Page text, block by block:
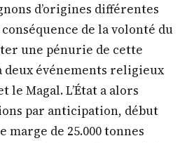
d’origines différentes
de la volonté du
une pénurie de cette
deux événements religieux
le Magal. L’État a alors
par anticipation, début
marge de 25.000 tonnes